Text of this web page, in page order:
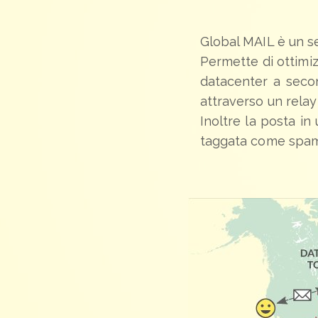
Global MAIL è un
Permette di
datacenter a
attraverso un
Inoltre la posta in
taggata come